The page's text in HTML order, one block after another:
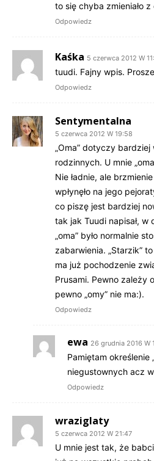
to się chyba zmieniało z
Odpowiedz
Kaśka 5 czerwca 2012 W
tuudi. Fajny wpis.
Odpowiedz
Sentymentalna
5 czerwca 2012 W 19:58
„Oma” dotyczy bardziej
rodzinnych. U mnie
Nie ładnie, ale
wpłynęło na jego
co piszę jest bardziej
tak jak Tuudi napisał,
„oma” było normalnie
zabarwienia. „Starzik” to
ma już pochodzenie
Prusami. Pewno zależy
pewno „omy” nie ma:).
Odpowiedz
ewa 26 grudnia 2016 W
Pamiętam określenie
niegustownych acz
Odpowiedz
wraziglaty
5 czerwca 2012 W 21:47
U mnie jest tak, że